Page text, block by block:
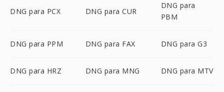
DNG para PCX DNG para CUR
DNG para
PBM
DNG para PPM DNG para FAX DNG para G3
DNG para HRZ DNG para MNG DNG para MTV